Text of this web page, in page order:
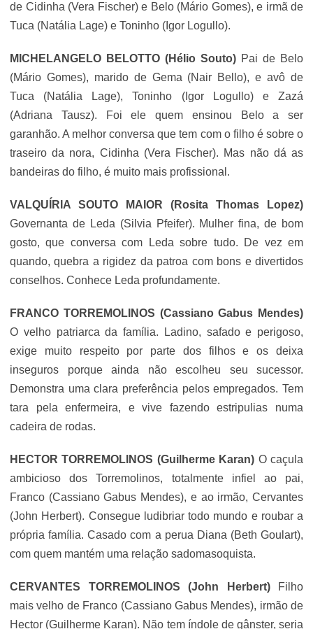
de Cidinha (Vera Fischer) e Belo (Mário Gomes), e irmã de
Tuca (Natália Lage) e Toninho (Igor Logullo).
MICHELANGELO BELOTTO (Hélio Souto) Pai de Belo
(Mário Gomes), marido de Gema (Nair Bello), e avô de
Tuca (Natália Lage), Toninho (Igor Logullo) e Zazá
(Adriana Tausz). Foi ele quem ensinou Belo a ser
garanhão. A melhor conversa que tem com o filho é sobre o
traseiro da nora, Cidinha (Vera Fischer). Mas não dá as
bandeiras do filho, é muito mais profissional.
VALQUÍRIA SOUTO MAIOR (Rosita Thomas Lopez)
Governanta de Leda (Silvia Pfeifer). Mulher fina, de bom
gosto, que conversa com Leda sobre tudo. De vez em
quando, quebra a rigidez da patroa com bons e divertidos
conselhos. Conhece Leda profundamente.
FRANCO TORREMOLINOS (Cassiano Gabus Mendes)
O velho patriarca da família. Ladino, safado e perigoso,
exige muito respeito por parte dos filhos e os deixa
inseguros porque ainda não escolheu seu sucessor.
Demonstra uma clara preferência pelos empregados. Tem
tara pela enfermeira, e vive fazendo estripulias numa
cadeira de rodas.
HECTOR TORREMOLINOS (Guilherme Karan) O caçula
ambicioso dos Torremolinos, totalmente infiel ao pai,
Franco (Cassiano Gabus Mendes), e ao irmão, Cervantes
(John Herbert). Consegue ludibriar todo mundo e roubar a
própria família. Casado com a perua Diana (Beth Goulart),
com quem mantém uma relação sadomasoquista.
CERVANTES TORREMOLINOS (John Herbert)Filho
mais velho de Franco (Cassiano Gabus Mendes), irmão de
Hector (Guilherme Karan). Não tem índole de gânster, seria